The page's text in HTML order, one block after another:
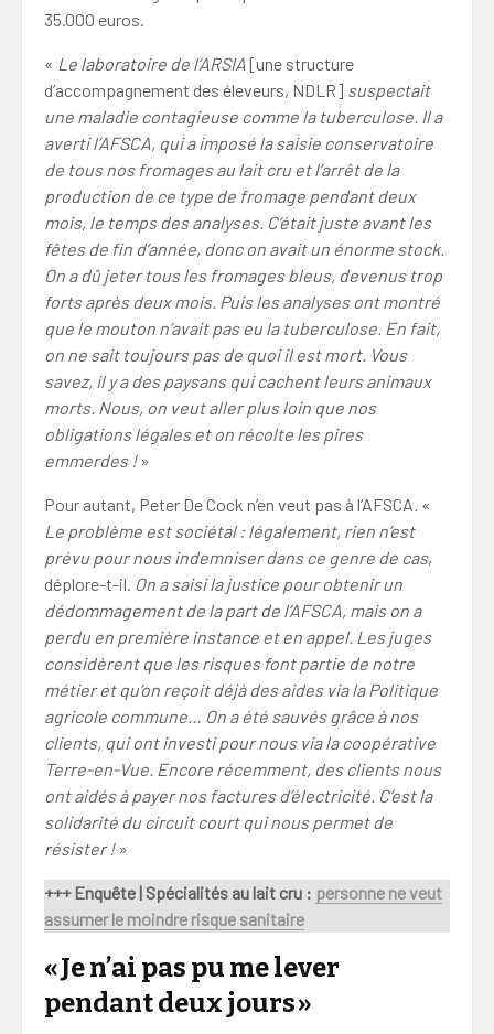
35.000 euros.
« Le laboratoire de l’ARSIA [une structure
d’accompagnement des éleveurs, NDLR] suspectait
une maladie contagieuse comme la tuberculose. Il a
averti l’AFSCA, qui a imposé la saisie conservatoire
de tous nos fromages au lait cru et l’arrêt de la
production de ce type de fromage pendant deux
mois, le temps des analyses. C’était juste avant les
fêtes de fin d’année, donc on avait un énorme stock.
On a dû jeter tous les fromages bleus, devenus trop
forts après deux mois. Puis les analyses ont montré
que le mouton n’avait pas eu la tuberculose. En fait,
on ne sait toujours pas de quoi il est mort. Vous
savez, il y a des paysans qui cachent leurs animaux
morts. Nous, on veut aller plus loin que nos
obligations légales et on récolte les pires
emmerdes !»
Pour autant, Peter De Cock n’en veut pas à l’AFSCA. «
Le problème est sociétal : légalement, rien n’est
prévu pour nous indemniser dans ce genre de cas,
déplore-t-il. On a saisi la justice pour obtenir un
dédommagement de la part de l’AFSCA, mais on a
perdu en première instance et en appel. Les juges
considèrent que les risques font partie de notre
métier et qu’on reçoit déjà des aides via la Politique
agricole commune… On a été sauvés grâce à nos
clients, qui ont investi pour nous via la coopérative
Terre-en-Vue. Encore récemment, des clients nous
ont aidés à payer nos factures d’électricité. C’est la
solidarité du circuit court qui nous permet de
résister !»
+++ Enquête | Spécialités au lait cru : personne ne veut
assumer le moindre risque sanitaire
« Je n’ai pas pu me lever
pendant deux jours »